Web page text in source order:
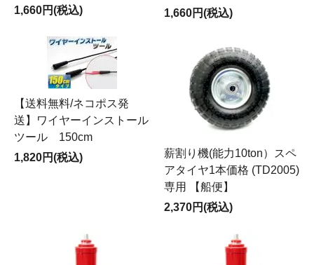
1,660円(税込)
1,660円(税込)
【送料無料/ネコポス発
送】ワイヤーインストール
ツール 150cm
1,820円(税込)
薪割り機(能力10ton）スペ
アタイヤ1本価格 (TD2005)
専用 【船便】
2,370円(税込)